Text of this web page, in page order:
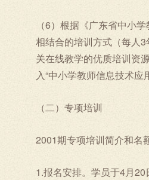
（6）根据《广东省中小
相结合的培训方式（每人
关在线教学的优质培训资
入“中小学教师信息技术
（二）专项培训
2001期专项培训简介和名
1.报名安排。学员于4月